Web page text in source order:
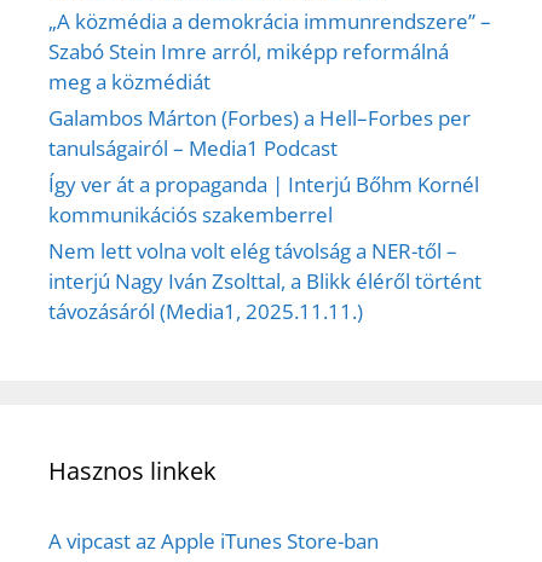
„A közmédia a demokrácia immunrendszere” –
Szabó Stein Imre arról, miképp reformálná
meg a közmédiát
Galambos Márton (Forbes) a Hell–Forbes per
tanulságairól – Media1 Podcast
Így ver át a propaganda | Interjú Bőhm Kornél
kommunikációs szakemberrel
Nem lett volna volt elég távolság a NER-től –
interjú Nagy Iván Zsolttal, a Blikk éléről történt
távozásáról (Media1, 2025.11.11.)
Hasznos linkek
A vipcast az Apple iTunes Store-ban